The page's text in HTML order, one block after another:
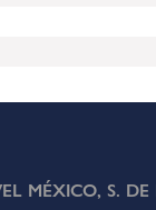
MÉXICO, S.